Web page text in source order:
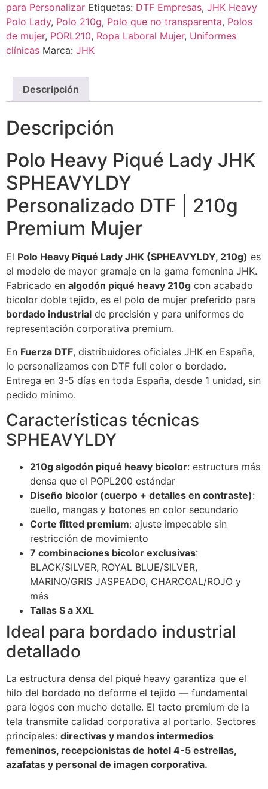
para Personalizar Etiquetas: DTF Empresas, JHK Heavy
Polo Lady, Polo 210g, Polo que no transparenta, Polos
de mujer, PORL210, Ropa Laboral Mujer, Uniformes
clínicas Marca: JHK
Descripción
Descripción
Polo Heavy Piqué Lady JHK
SPHEAVYLDY
Personalizado DTF | 210g
Premium Mujer
El Polo Heavy Piqué Lady JHK (SPHEAVYLDY, 210g) es
el modelo de mayor gramaje en la gama femenina JHK.
Fabricado en algodón piqué heavy 210g con acabado
bicolor doble tejido, es el polo de mujer preferido para
bordado industrial de precisión y para uniformes de
representación corporativa premium.
En Fuerza DTF, distribuidores oficiales JHK en España,
lo personalizamos con DTF full color o bordado.
Entrega en 3-5 días en toda España, desde 1 unidad, sin
pedido mínimo.
Características técnicas
SPHEAVYLDY
210g algodón piqué heavy bicolor: estructura más
densa que el POPL200 estándar
Diseño bicolor (cuerpo + detalles en contraste):
cuello, mangas y botones en color secundario
Corte fitted premium: ajuste impecable sin
restricción de movimiento
7 combinaciones bicolor exclusivas:
BLACK/SILVER, ROYAL BLUE/SILVER,
MARINO/GRIS JASPEADO, CHARCOAL/ROJO y
más
Tallas S a XXL
Ideal para bordado industrial
detallado
La estructura densa del piqué heavy garantiza que el
hilo del bordado no deforme el tejido — fundamental
para logos con mucho detalle. El tacto premium de la
tela transmite calidad corporativa al portarlo. Sectores
principales: directivas y mandos intermedios
femeninos, recepcionistas de hotel 4-5 estrellas,
azafatas y personal de imagen corporativa.